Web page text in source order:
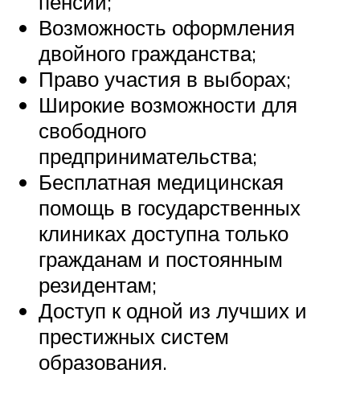
Возможность оформления
двойного гражданства;
Право участия в выборах;
Широкие возможности для
свободного
предпринимательства;
Бесплатная медицинская
помощь в государственных
клиниках доступна только
гражданам и постоянным
резидентам;
Доступ к одной из лучших и
престижных систем
образования.